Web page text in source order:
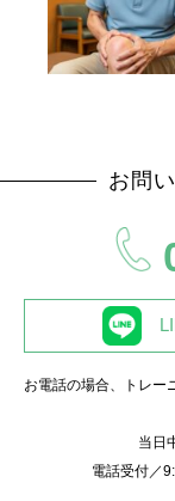
お問
お電話の場合、トレー
当日
電話受付／